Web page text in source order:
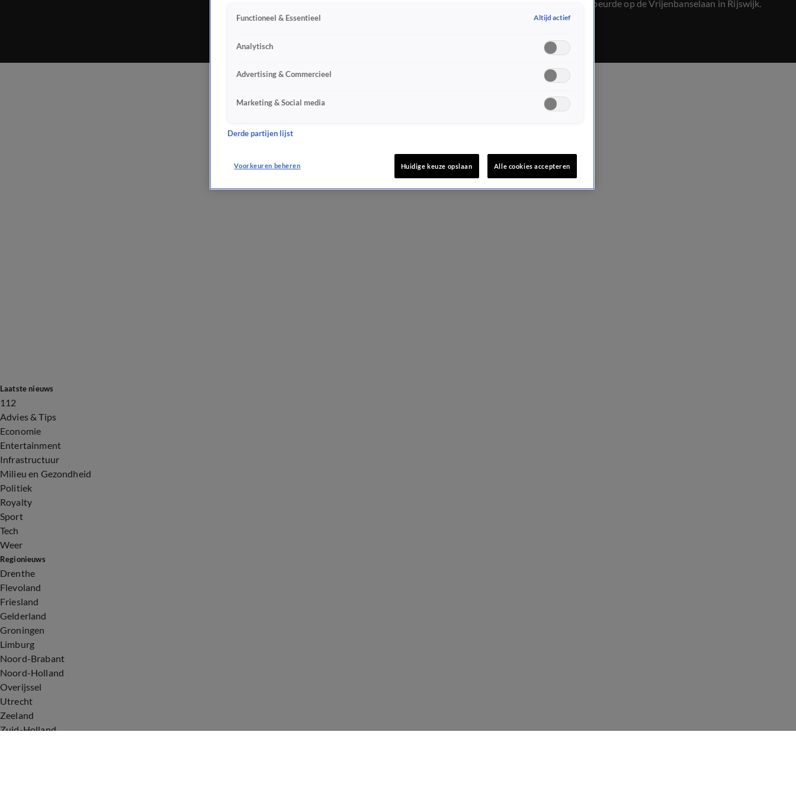
tram. Dat gebeurde op de Vrijenbanselaan in Rijswijk.
Laatste nieuws
112
Advies & Tips
Economie
Entertainment
Infrastructuur
Milieu en Gezondheid
Politiek
Royalty
Sport
Tech
Weer
Regionieuws
Drenthe
Flevoland
Friesland
Gelderland
Groningen
Limburg
Noord-Brabant
Noord-Holland
Overijssel
Utrecht
Zeeland
Zuid-Holland
Functioneel & Essentieel Altijd actief
Analytisch
Advertising & Commercieel
Marketing & Social media
Derde partijen lijst
Voorkeuren beheren Huidige keuze opslaan Alle cookies accepteren